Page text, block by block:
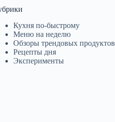
Кухня по-быстрому
Меню на неделю
Обзоры трендовых продуктов
Рецепты дня
Эксперименты